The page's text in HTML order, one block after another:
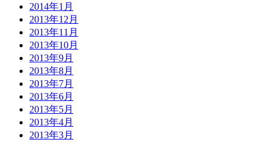
2014年1月
2013年12月
2013年11月
2013年10月
2013年9月
2013年8月
2013年7月
2013年6月
2013年5月
2013年4月
2013年3月